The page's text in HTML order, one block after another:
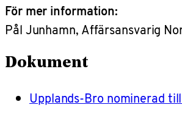
För mer information:
Pål Junhamn, Affärsansvarig
Dokument
Upplands-Bro nominerad